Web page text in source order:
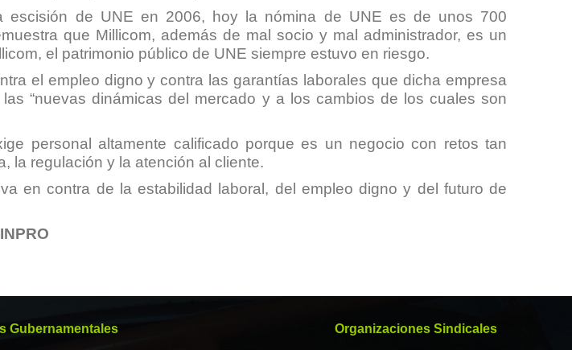
escisión de UNE en 2006, hoy la nómina de UNE es de unos 700
que Millicom, además de mal socio y mal administrador, es un
el patrimonio público de UNE siempre estuvo en riesgo.
el empleo digno y contra las garantías laborales que dicha empresa
“nuevas dinámicas del mercado y a los cambios de los cuales son
personal altamente calificado porque es un negocio con retos tan
la regulación y la atención al cliente.
en contra de la estabilidad laboral, del empleo digno y del futuro de
Gubernamentales Organizaciones Sindicales